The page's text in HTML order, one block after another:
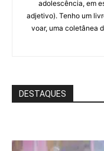
adolescência, em
adjetivo). Tenho um
voar, uma coletânea
DESTAQUES